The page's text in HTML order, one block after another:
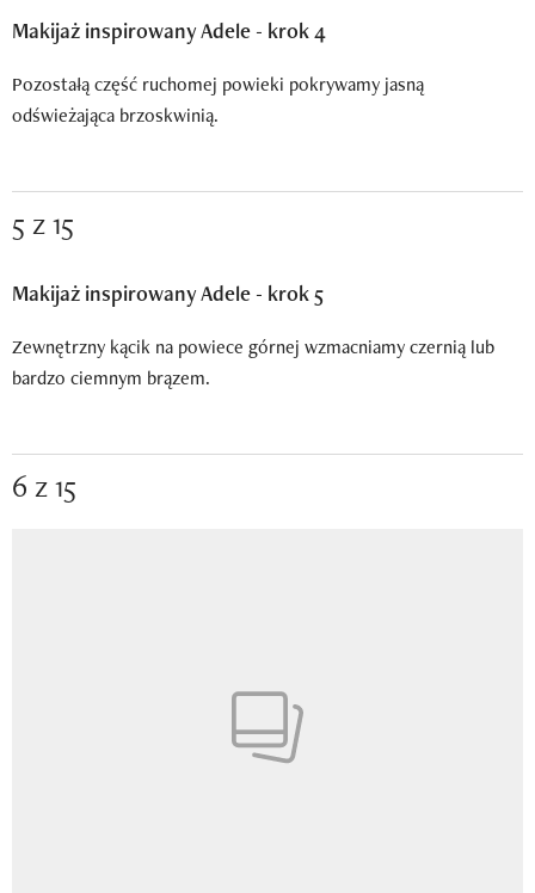
Makijaż inspirowany Adele - krok 4
Pozostałą część ruchomej powieki pokrywamy jasną
odświeżająca brzoskwinią.
5 z 15
Makijaż inspirowany Adele - krok 5
Zewnętrzny kącik na powiece górnej wzmacniamy czernią lub
bardzo ciemnym brązem.
6 z 15